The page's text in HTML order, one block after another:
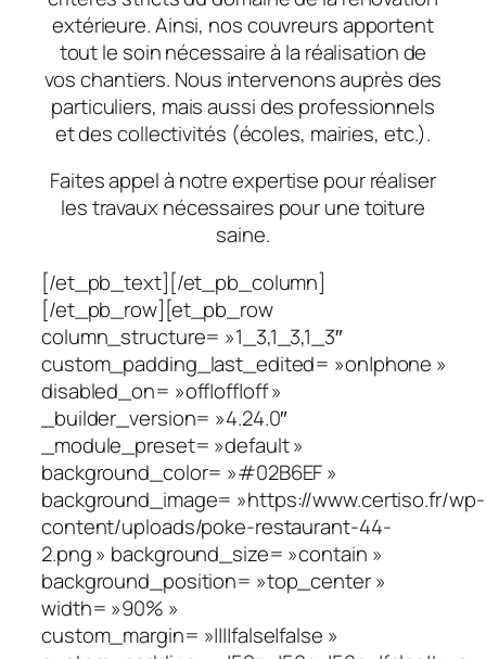
extérieure. Ainsi, nos couvreurs apportent
tout le soin nécessaire à la réalisation de
vos chantiers. Nous intervenons auprès des
particuliers, mais aussi des professionnels
et des collectivités (écoles, mairies, etc.).
Faites appel à notre expertise pour réaliser
les travaux nécessaires pour une toiture
saine.
[/et_pb_text][/et_pb_column]
[/et_pb_row][et_pb_row
column_structure= »1_3,1_3,1_3″
custom_padding_last_edited= »on|phone »
disabled_on= »off|off|off »
_builder_version= »4.24.0″
_module_preset= »default »
background_color= »#02B6EF »
background_image= »https://www.certiso.fr/wp-
content/uploads/poke-restaurant-44-
2.png » background_size= »contain »
background_position= »top_center »
width= »90% »
custom_margin= »||||false|false »